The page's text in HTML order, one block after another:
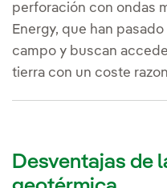
perforación con ondas
Energy, que han
campo y buscan
tierra con un coste
Desventajas de